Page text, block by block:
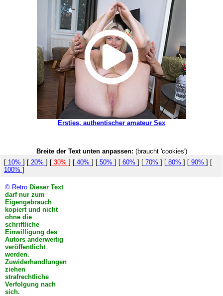
Ersties, authentischer amateur Sex
Breite der Text unten anpassen: (braucht 'cookies')
[ 10% ] [ 20% ] [ 30% ] [ 40% ] [ 50% ] [ 60% ] [ 70% ] [ 80% ] [ 90% ] [
100% ]
© Retro Dieser Text
darf nur zum
Eigengebrauch
kopiert und nicht
ohne die
schriftliche
Einwilligung des
Autors anderweitig
veröffentlicht
werden.
Zuwiderhandlungen
ziehen
strafrechtliche
Verfolgung nach
sich.